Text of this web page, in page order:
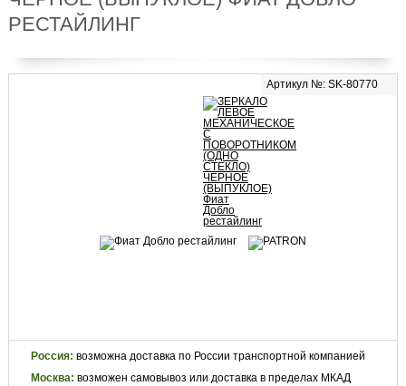
РЕСТАЙЛИНГ
Артикул №: SK-80770
Россия: возможна доставка по России транспортной компанией
Москва: возможен самовывоз или доставка в пределах МКАД